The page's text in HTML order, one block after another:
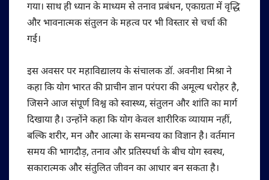
गया। साथ ही ध्यान के माध्यम से तनाव प्रबंधन, एकाग्रता में वृद्धि
और भावनात्मक संतुलन के महत्व पर भी विस्तार से चर्चा की
गई।
इस अवसर पर महाविद्यालय के संचालक डॉ. अवनीश मिश्रा ने
कहा कि योग भारत की प्राचीन ज्ञान परंपरा की अमूल्य धरोहर है,
जिसने आज संपूर्ण विश्व को स्वास्थ्य, संतुलन और शांति का मार्ग
दिखाया है। उन्होंने कहा कि योग केवल शारीरिक व्यायाम नहीं,
बल्कि शरीर, मन और आत्मा के समन्वय का विज्ञान है। वर्तमान
समय की भागदौड़, तनाव और प्रतिस्पर्धा के बीच योग स्वस्थ,
सकारात्मक और संतुलित जीवन का आधार बन सकता है।